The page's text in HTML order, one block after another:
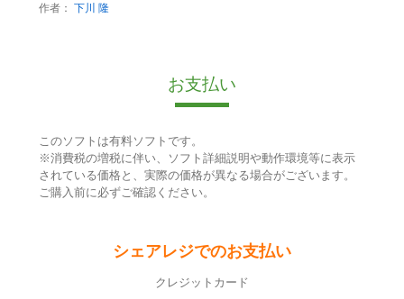
作者： 下川 隆
お支払い
このソフトは有料ソフトです。
※消費税の増税に伴い、ソフト詳細説明や動作環境等に表示
されている価格と、実際の価格が異なる場合がございます。
ご購入前に必ずご確認ください。
シェアレジでのお支払い
クレジットカード